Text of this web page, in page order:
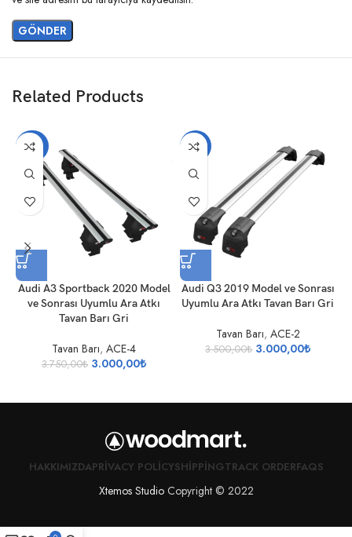
Related Products
-20%
Audi A3 Sportback 2020 Model
ve Sonrası Uyumlu Ara Atkı
Tavan Barı Gri
Tavan Barı, ACE-4
3.750,00₺ 3.000,00₺
-14%
Audi Q3 2019 Model ve Sonrası
Uyumlu Ara Atkı Tavan Barı Gri
Tavan Barı, ACE-2
3.500,00₺ 3.000,00₺
HAKKIMIZDAPRIVACY POLICYSHIPPINGTRACK ORDERFAQS
Xtemos StudioCopyright © 2022